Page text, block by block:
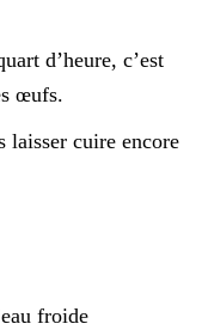
d’heure, c’est
œufs.
laisser cuire encore
froide